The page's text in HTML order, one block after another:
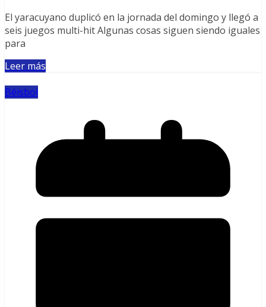
El yaracuyano duplicó en la jornada del domingo y llegó a
seis juegos multi-hit Algunas cosas siguen siendo iguales
para
Leer más
Béisbol